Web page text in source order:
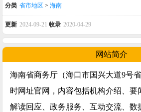
分类 省市地区 > 海南
更新 2024-09-21 收录 2020-04-29
网站简介
海南省商务厅（海口市国兴大道9号
时网址官网，内容包括机构介绍、要
解读回应、政务服务、互动交流、数